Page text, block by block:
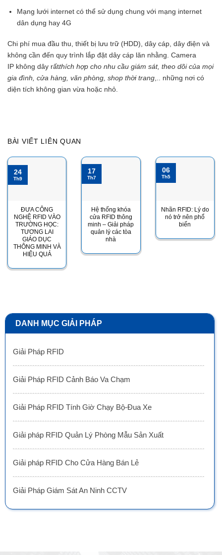
DANH MỤC GIẢI PHÁP
Giải Pháp RFID
Giải Pháp RFID Cảnh Báo Va Chạm
Giải Pháp RFID Tính Giờ Chạy Bộ-Đua Xe
Giải pháp RFID Quản Lý Phòng Mẫu Sản Xuất
Giải pháp RFID Cho Cửa Hàng Bán Lẻ
Giải Pháp Giám Sát An Ninh CCTV
Mạng lưới internet có thể sử dụng chung với mạng internet
dân dụng hay 4G
Chi phí mua đầu thu, thiết bị lưu trữ (HDD), dây cáp, dây điện và
không cần đến quy trình lắp đặt dây cáp lăn nhằng. Camera
IP không dây rấtthích hợp cho nhu cầu giám sát, theo dõi của mọi
gia đình, cửa hàng, văn phòng, shop thời trang ,.. những nơi có
diện tích không gian vừa hoặc nhỏ.
BÀI VIẾT LIÊN QUAN
ĐƯA CÔNG
NGHỆ RFID VÀO
TRƯỜNG HỌC:
TƯƠNG LAI
GIÁO DỤC
THÔNG MINH VÀ
HIỆU QUẢ
24
Th9
Hệ thống khóa
cửa RFID thông
minh – Giải pháp
quản lý các tòa
nhà
17
Th7
Nhãn RFID: Lý do
nó trở nên phổ
biến
06
Th5